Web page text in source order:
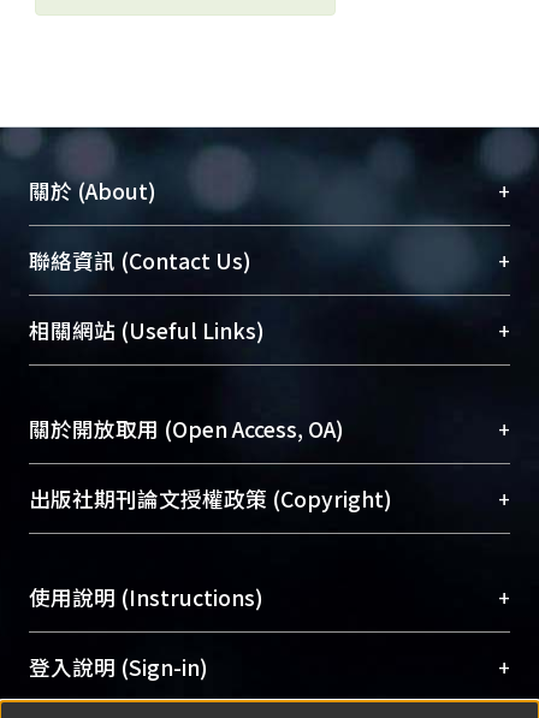
關於 (About) +
臺大位居世界頂尖大學之列，為永久珍藏及向國際
展現本校豐碩的研究成果及學術能量，圖書館整合
機構典藏（NTUR）與學術庫（AH）不同功能平
台，成為臺大學術典藏NTU scholars。期能整合研
成果。
To permanently archive and promote researcher
profiles and scholarly works, Library integrates the
services of “NTU Repository” with “Academic
聯絡資訊 (Contact Us) +
總館學科館員(Main Library)
醫學圖書館學科館員(Medical Library)
Sciences Library)
相關網站 (Useful Links) +
關於開放取用 (Open Access, OA) +
開放取用是從使用者角度提升資訊取用性的社會運
動，應用在學術研究上是透過將研究著作公開供使
用逐年攀升。同時可加速研究發展、提升研究影響
Archive）平台。 （點選深入了解OA）
出版社期刊論文授權政策 (Copyright) +
含部分內容的版權非匯入者所有，或由第三方贊
助與合作完成，請確認該版權所有者及第三方同
意提供此授權。
Please represent that the submission is your
使用說明 (Instructions) +
網站簡介(Quickstart Guide)
使用手冊(Instruction Manual)
登入說明 (Sign-in) +